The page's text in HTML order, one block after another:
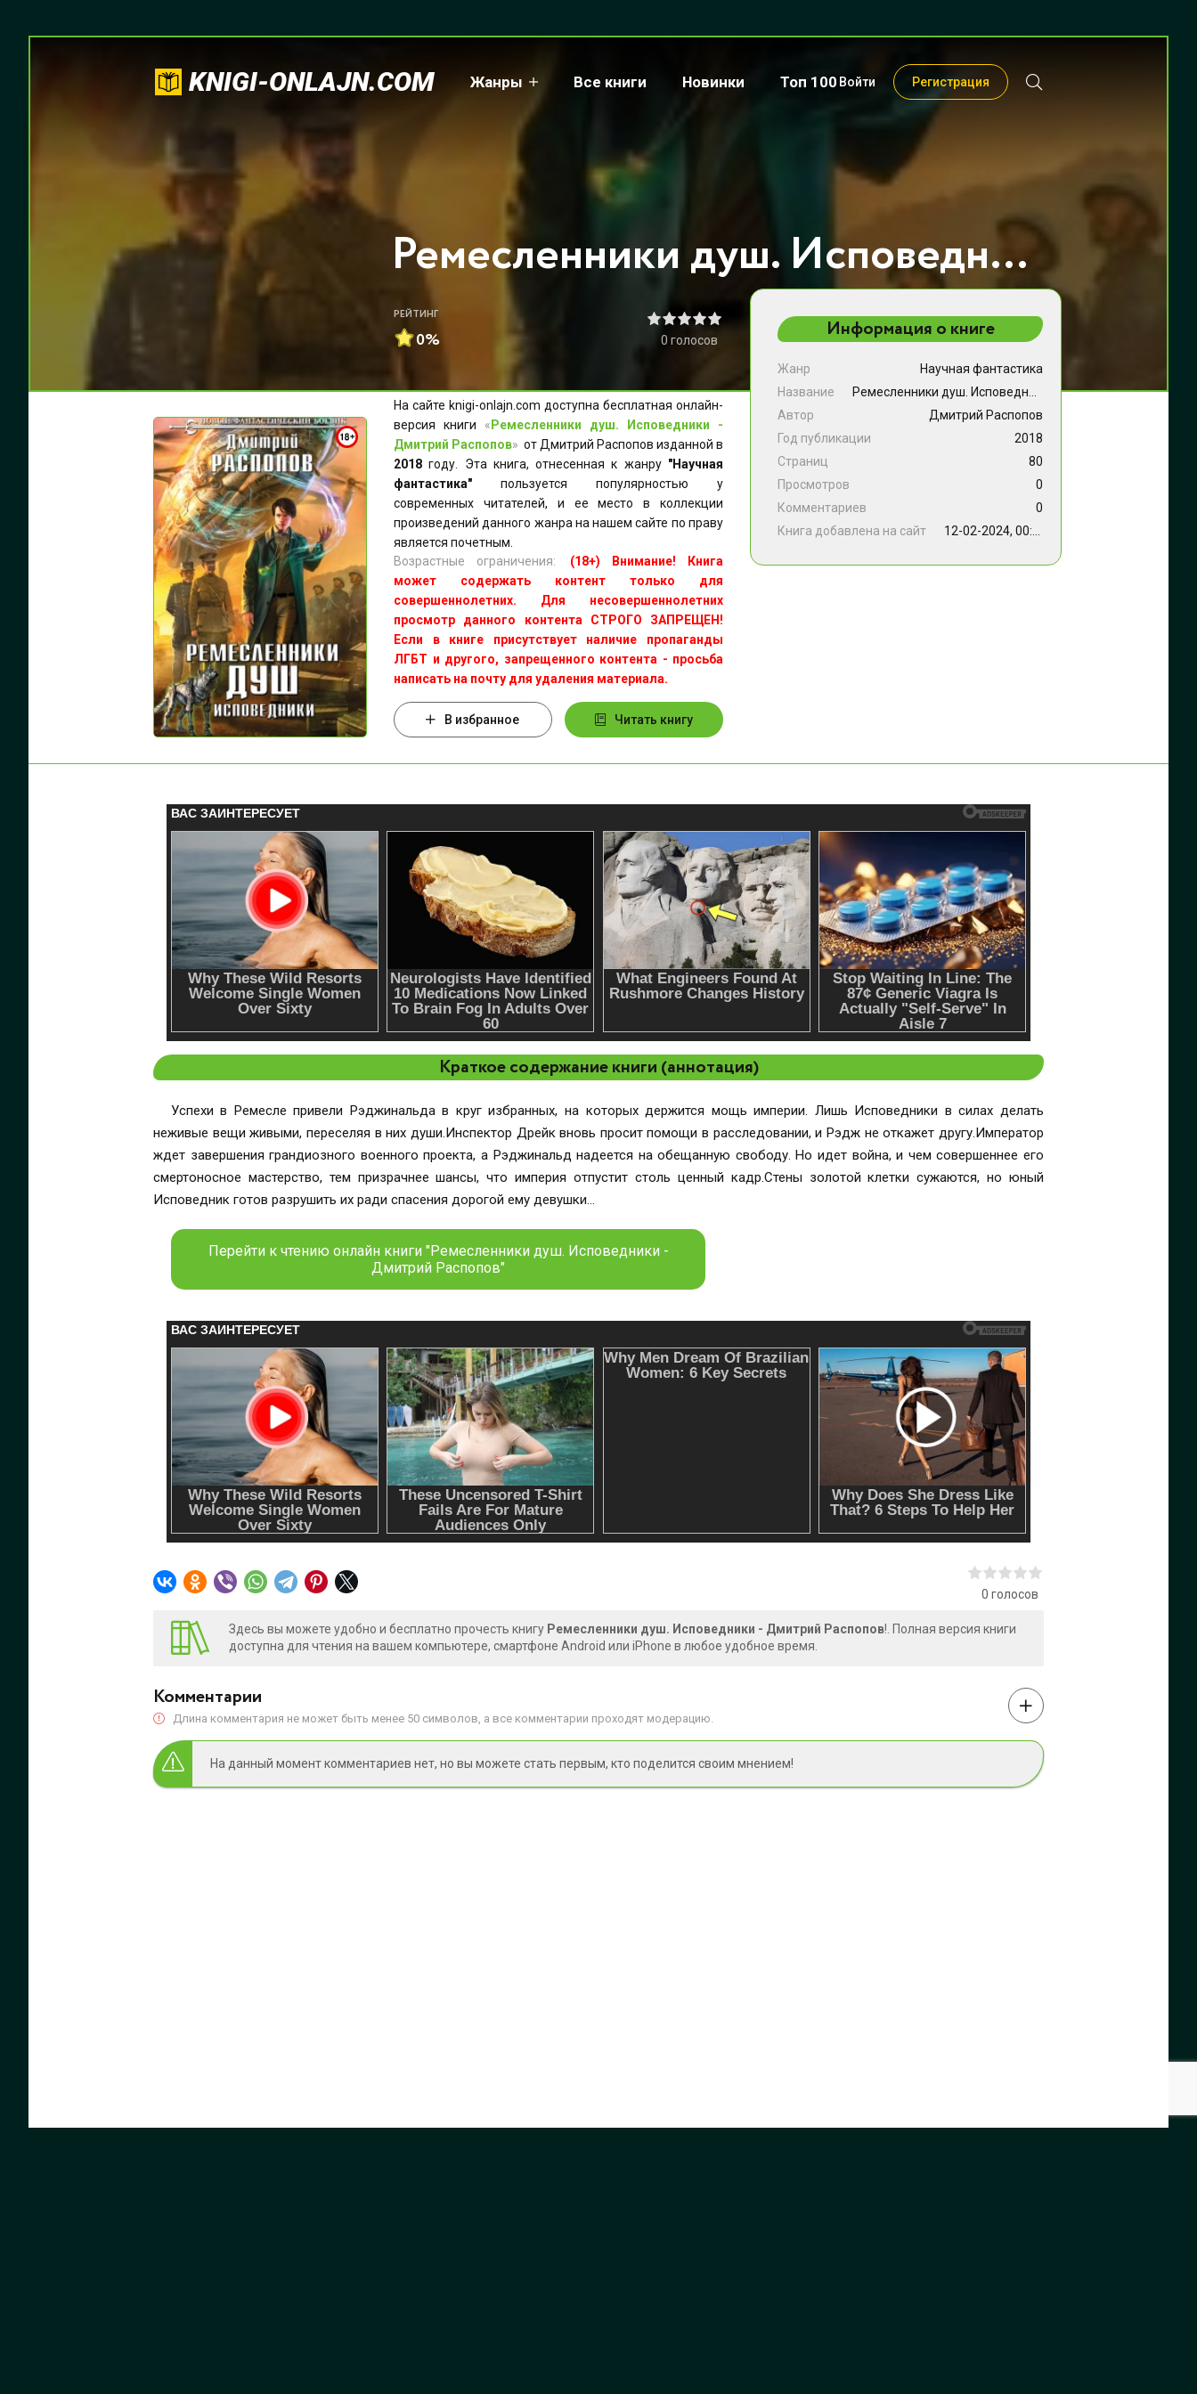
KNIGI-ONLAJN.COM Жанры Все книги Новинки Топ 100 Войти Регистрация
Ремесленники душ. Исповедники - Дмитрий Распопов
РЕЙТИНГ
0% 0 голосов
На сайте knigi-onlajn.com доступна бесплатная онлайн-
версия книги « Ремесленники душ. Исповедники -
Дмитрий Распопов» от Дмитрий Распопов изданной в
2018 году. Эта книга, отнесенная к жанру "Научная
фантастика" пользуется популярностью у
современных читателей, и ее место в коллекции
произведений данного жанра на нашем сайте по праву
является почетным.
Возрастные ограничения:
(18+) Внимание! Книга
может содержать контент только для
совершеннолетних. Для несовершеннолетних
просмотр данного контента СТРОГО ЗАПРЕЩЕН!
Если в книге присутствует наличие пропаганды
ЛГБТ и другого, запрещенного контента - просьба
написать на почту для удаления материала.
В избранное Читать книгу
Информация о книге
Жанр
Научная фантастика
Название
Автор
Дмитрий Распопов
Год публикации
2018
Страниц
80
Просмотров
0
Комментариев
0
Книга добавлена на сайт
Краткое содержание книги (аннотация)
Успехи в Ремесле привели Рэджинальда в круг избранных, на которых держится мощь империи. Лишь Исповедники в силах делать
неживые вещи живыми, переселяя в них души.Инспектор Дрейк вновь просит помощи в расследовании, и Рэдж не откажет другу.Император
ждет завершения грандиозного военного проекта, а Рэджинальд надеется на обещанную свободу. Но идет война, и чем совершеннее его
смертоносное мастерство, тем призрачнее шансы, что империя отпустит столь ценный кадр.Стены золотой клетки сужаются, но юный
Исповедник готов разрушить их ради спасения дорогой ему девушки…
Перейти к чтению онлайн книги "Ремесленники душ. Исповедники -
Дмитрий Распопов"
0 голосов
Здесь вы можете удобно и бесплатно прочесть книгу Ремесленники душ. Исповедники - Дмитрий Распопов!. Полная версия книги
доступна для чтения на вашем компьютере, смартфоне Android или iPhone в любое удобное время.
Комментарии
Длина комментария не может быть менее 50 символов, а все комментарии проходят модерацию.
На данный момент комментариев нет, но вы можете стать первым, кто поделится своим мнением!